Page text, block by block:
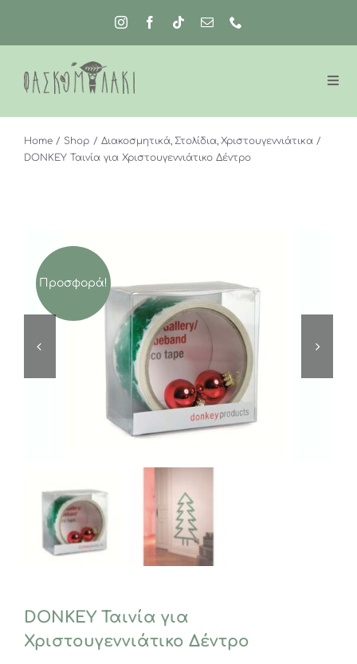
περιεχόμενο
Home Shop Διακοσμητικά Στολίδια Χριστουγεννιάτικα
DONKEY Ταινία για Χριστουγεννιάτικο Δέντρο
Προσφορά!
DONKEY Ταινία για
Χριστουγεννιάτικο Δέντρο